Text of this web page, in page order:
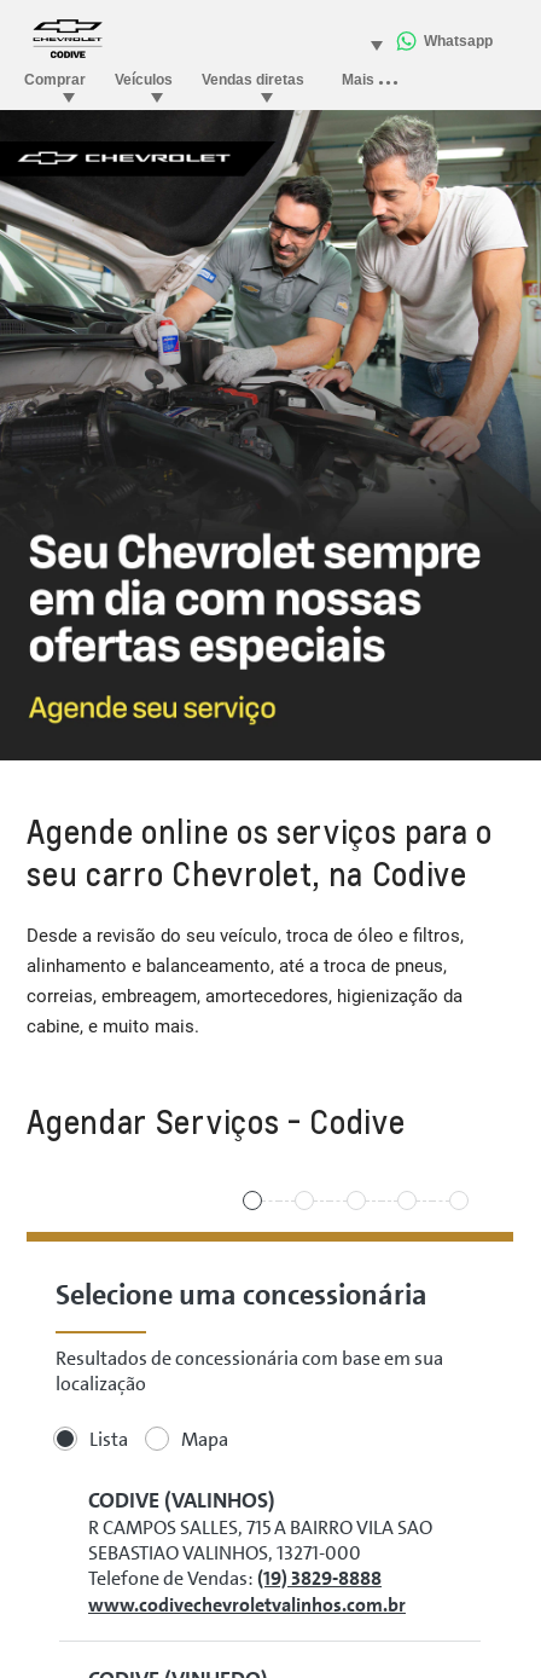
Agende online os serviços para o
seu carro Chevrolet, na Codive
Desde a revisão do seu veículo, troca de óleo e filtros,
alinhamento e balanceamento, até a troca de pneus,
correias, embreagem, amortecedores, higienização da
cabine, e muito mais.
Agendar Serviços - Codive